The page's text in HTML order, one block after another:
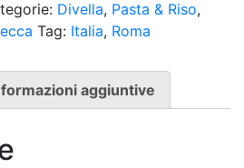
Divella, Pasta & Riso,
Tag: Italia, Roma
aggiuntive